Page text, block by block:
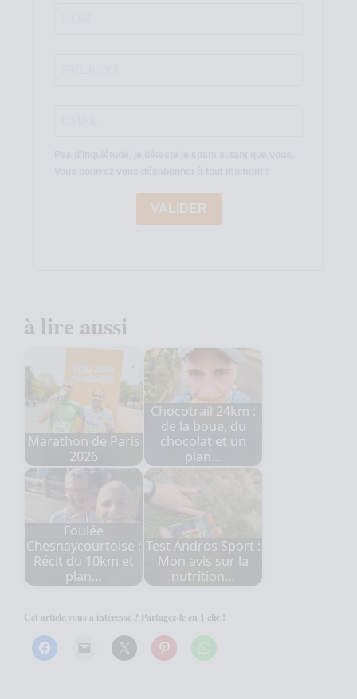
VALIDER
à lire aussi
Marathon de Paris
2026
Chocotrail 24km :
de la boue, du
chocolat et un
plan…
Foulée
Chesnaycourtoise :
Récit du 10km et
plan…
Test Andros Sport :
Mon avis sur la
nutrition…
Cet article vous a intéressé ? Partagez-le en 1 clic !